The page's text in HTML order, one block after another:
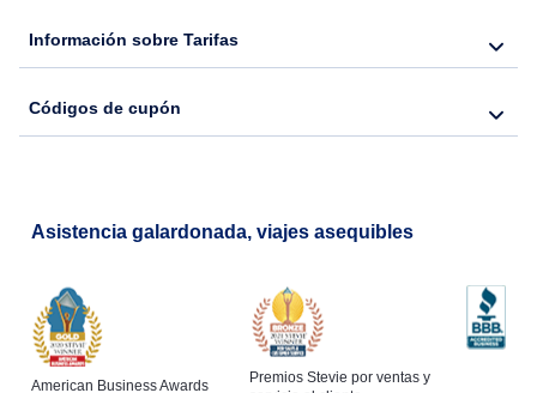
Flights from Nueva York to Hong Kong
Flights from Nueva York to Lisboa
Información sobre Tarifas
Códigos de cupón
Asistencia galardonada, viajes asequibles
American Business Awards
Premios Stevie por ventas y